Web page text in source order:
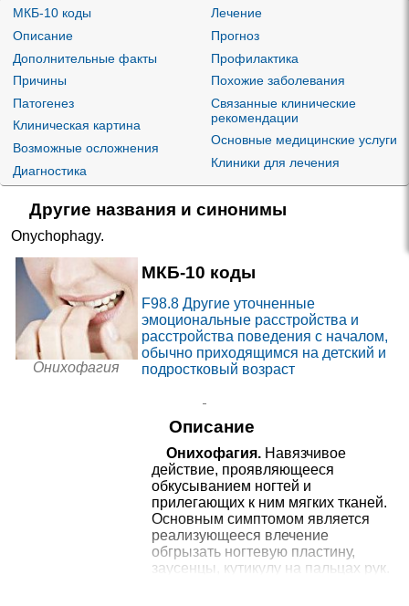
ЦКБ №2 ОАО «РЖД»
+7(495
МЕДСИ на Солянке
Москва, ул. Солянка, д. 12, стр.
+7(495..показать
Запись
МЕДСИ в Хорошевском
проезде
Москва, 3-й Хорошевский пр-д,
д. 1, стр. 2
МЕДСИ в Бутово
Москва, ул. Старокачаловская,
д. 3, корп. 3
+7(495
МЕДСИ на Ленинградском
проспекте
Москва, Ленинградский пр-т, д.
+7(495..показать
от
МЕДСИ на Ленинском
Москва, Ленинский пр-т, д. 20,
+7(495 ..показать
15150₽
Голованова, д. 1, корп. 2
+7(495 ..показать
от
15150₽
Запись
МКБ-10 коды
Описание
Дополнительные факты
Причины
Патогенез
Клиническая картина
Возможные осложнения
Диагностика
Лечение
Прогноз
Профилактика
Похожие заболевания
Связанные клинические
рекомендации
Основные медицинские услуги
Клиники для лечения
Другие названия и синонимы
Onychophagy.
Онихофагия
МКБ-10 коды
F98.8 Другие уточненные
эмоциональные расстройства и
расстройства поведения с началом,
обычно приходящимся на детский и
подростковый возраст
Описание
Онихофагия. Навязчивое
действие, проявляющееся
обкусыванием ногтей и
прилегающих к ним мягких тканей.
Основным симптомом является
реализующееся влечение
обгрызать ногтевую пластину,
заусенцы, кутикулу на пальцах рук.